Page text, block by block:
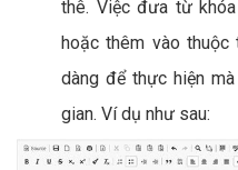
thê. Việc đưa từ
hoặc thêm vào
dàng để thực hiện
gian. Ví dụ như sau: